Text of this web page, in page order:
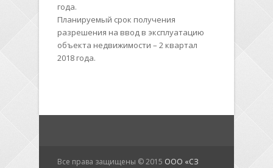
года.
Планируемый срок получения
разрешения на ввод в эксплуатацию
объекта недвижимости – 2 квартал
2018 года.
Все права защищены © 2015 ООО «СЗ